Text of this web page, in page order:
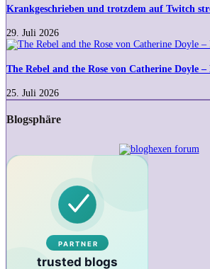
geraten?
trotzdem
Twitch
streamen?
Krankgeschrieben und trotzdem auf Twitch
29. Juli 2026
The
and
Rose
von
Doyle
The Rebel and the Rose von Catherine Doyle –
25. Juli 2026
Blogsphäre